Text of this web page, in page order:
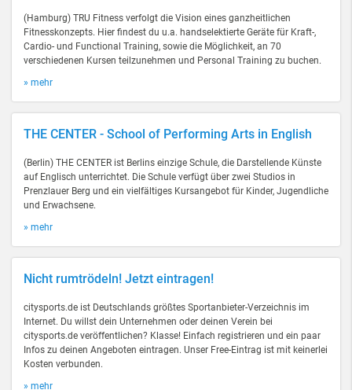
(Hamburg) TRU Fitness verfolgt die Vision eines ganzheitlichen
Fitnesskonzepts. Hier findest du u.a. handselektierte Geräte für Kraft-,
Cardio- und Functional Training, sowie die Möglichkeit, an 70
verschiedenen Kursen teilzunehmen und Personal Training zu buchen.
» mehr
THE CENTER - School of Performing Arts in English
(Berlin) THE CENTER ist Berlins einzige Schule, die Darstellende Künste
auf Englisch unterrichtet. Die Schule verfügt über zwei Studios in
Prenzlauer Berg und ein vielfältiges Kursangebot für Kinder, Jugendliche
und Erwachsene.
» mehr
Nicht rumtrödeln! Jetzt eintragen!
citysports.de ist Deutschlands größtes Sportanbieter-Verzeichnis im
Internet. Du willst dein Unternehmen oder deinen Verein bei
citysports.de veröffentlichen? Klasse! Einfach registrieren und ein paar
Infos zu deinen Angeboten eintragen. Unser Free-Eintrag ist mit keinerlei
Kosten verbunden.
» mehr